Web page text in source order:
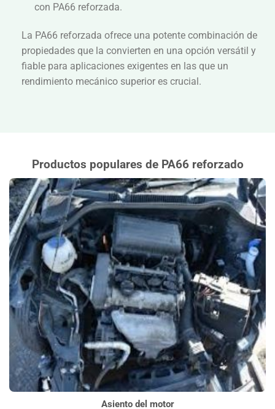
con PA66 reforzada.
La PA66 reforzada ofrece una potente combinación de
propiedades que la convierten en una opción versátil y
fiable para aplicaciones exigentes en las que un
rendimiento mecánico superior es crucial.
Productos populares de PA66 reforzado
Asiento del motor